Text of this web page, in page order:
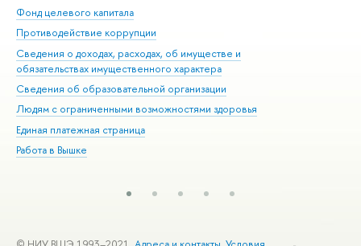
Фонд целевого капитала
Противодействие коррупции
Сведения о доходах, расходах, об имуществе и
обязательствах имущественного характера
Сведения об образовательной организации
Людям с ограниченными возможностями здоровья
Единая платежная страница
Работа в Вышке